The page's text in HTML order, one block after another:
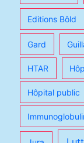
Editions Bôld
Gard
HTAR
Hôpital public